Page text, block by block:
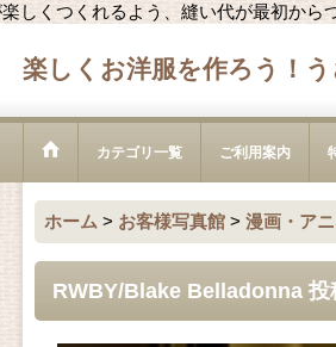
しくつくれるよう、縫い代が最初か
楽しくお洋服を作ろう！
カテゴリ一覧 ご利用案内
ホーム > お客様写真館 > 漫画・ア
RWBY/Blake Belladonna 投